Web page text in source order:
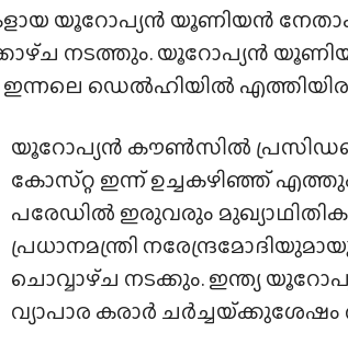
യൂറോപ്യൻ യൂണിയൻ
നടത്തും. യൂറോപ്യൻ
ഡെൽഹിയിൽ
യൂറോപ്യൻ കൗൺസിൽ
കോസ്‌റ്റ ഇന്ന് ഉച്ചകഴിഞ്ഞ് എത്തും.
പരേഡിൽ ഇരുവരും
പ്രധാനമന്ത്രി
ചൊവ്വാഴ്‌ച നടക്കും. ഇന്ത്യ
വ്യാപാര കരാർ ചർച്ചയ്‌ക്കുശേഷം